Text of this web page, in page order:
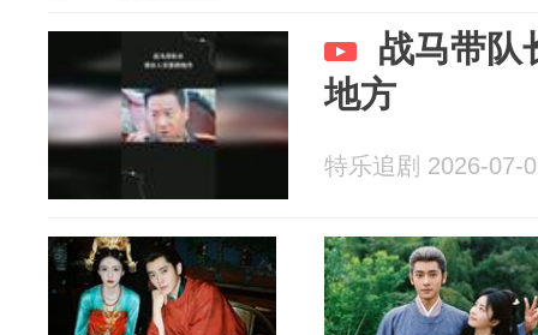
战马带队
地方
特乐追剧 2026-07-